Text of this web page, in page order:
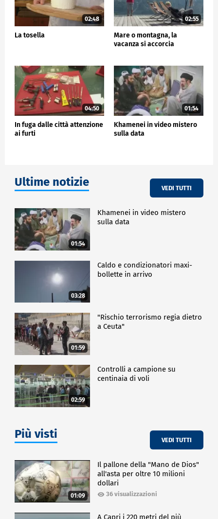
02:48
La tosella
02:55
Mare o montagna, la
vacanza si accorcia
04:50
In fuga dalle città attenzione
ai furti
01:54
Khamenei in video mistero
sulla data
Ultime notizie VEDI TUTTI
01:54
Khamenei in video mistero
sulla data
03:28
Caldo e condizionatori maxi-
bollette in arrivo
01:59
"Rischio terrorismo regia dietro
a Ceuta"
02:59
Controlli a campione su
centinaia di voli
Più visti VEDI TUTTI
01:09
Il pallone della "Mano de Dios"
all'asta per oltre 10 milioni
dollari
36 visualizzazioni
A Capri i 220 metri del più